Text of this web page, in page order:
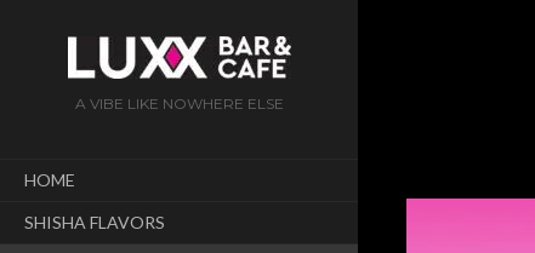
A VIBE LIKE NOWHERE ELSE
HOME
SHISHA FLAVORS